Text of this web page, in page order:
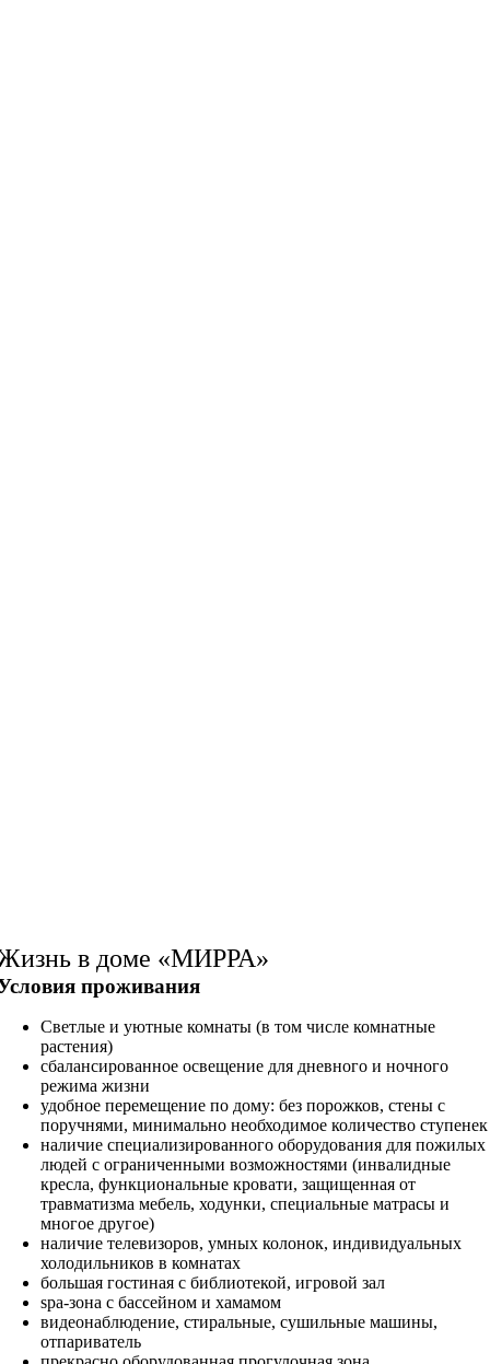
в доме «МИРРА»
проживания
Светлые и уютные комнаты (в том числе комнатные
растения)
сбалансированное освещение для дневного и ночного
режима жизни
удобное перемещение по дому: без порожков, стены с
поручнями, минимально необходимое количество ступенек
наличие специализированного оборудования для пожилых
людей с ограниченными возможностями (инвалидные
кресла, функциональные кровати, защищенная от
травматизма мебель, ходунки, специальные матрасы и
многое другое)
наличие телевизоров, умных колонок, индивидуальных
холодильников в комнатах
большая гостиная с библиотекой, игровой зал
spa-зона с бассейном и хамамом
видеонаблюдение, стиральные, сушильные машины,
отпариватель